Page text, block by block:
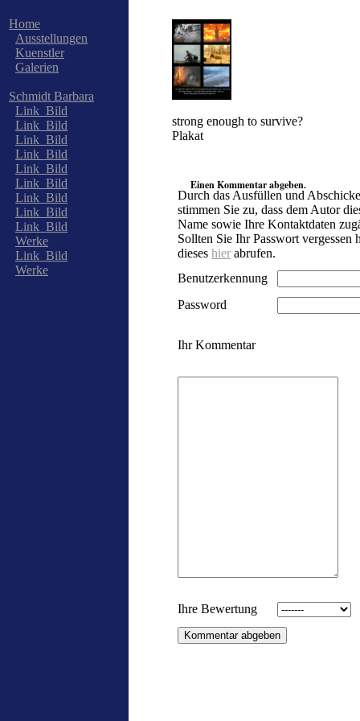
Home
Ausstellungen
Kuenstler
Galerien
Schmidt Barbara
Link_Bild
Link_Bild
Link_Bild
Link_Bild
Link_Bild
Link_Bild
Link_Bild
Link_Bild
Link_Bild
Werke
Link_Bild
Werke
strong enough to survive?
Plakat
Einen Kommentar abgeben.
Durch das Ausfüllen und
stimmen Sie zu, dass dem Autor
Name sowie Ihre Kontaktdaten
Sollten Sie Ihr Passwort vergessen
dieses hier abrufen.
Benutzerkennung
Password
Ihr Kommentar
Ihre Bewertung